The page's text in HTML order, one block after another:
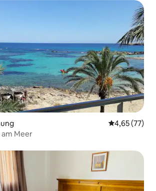
4,65 (77)
Meer